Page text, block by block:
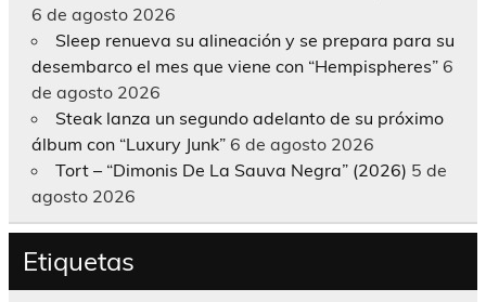
6 de agosto 2026
Sleep renueva su alineación y se prepara para su
desembarco el mes que viene con “Hempispheres” 6
de agosto 2026
Steak lanza un segundo adelanto de su próximo
álbum con “Luxury Junk” 6 de agosto 2026
Tort – “Dimonis De La Sauva Negra” (2026) 5 de
agosto 2026
Etiquetas